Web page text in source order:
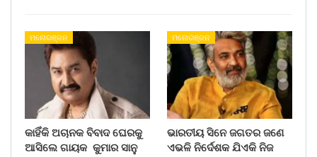
ମନୋରଞ୍ଜନ
କାହିଁକି ଅଚାନକ ବିବାଦ ଘେରକୁ
ଆସିଲେ ଗାୟକ କୁମାର ସାନୁ
ମନୋରଞ୍ଜନ
ଭାରତୀୟ ସିନେ ଜଗତର ଜଣେ
ଏଭଳି ନିର୍ଦେଶକ ଯିଏକି ନିଜ